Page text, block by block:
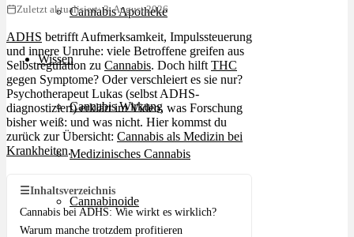
Cannabis Apotheke
Wissen
Cannabis Wirkung
Medizinisches Cannabis
Cannabinoide
Zuletzt aktualisiert: 3. August 2026
ADHS betrifft Aufmerksamkeit, Impulssteuerung
und innere Unruhe: viele Betroffene greifen aus
Selbstregulation zu Cannabis. Doch hilft THC
gegen Symptome? Oder verschleiert es sie nur?
Psychotherapeut Lukas (selbst ADHS-
diagnostiziert) erklärt im Video, was Forschung
bisher weiß: und was nicht. Hier kommst du
zurück zur Übersicht: Cannabis als Medizin bei
Krankheiten.
☰Inhaltsverzeichnis
Cannabis bei ADHS: Wie wirkt es wirklich?
Warum manche trotzdem profitieren